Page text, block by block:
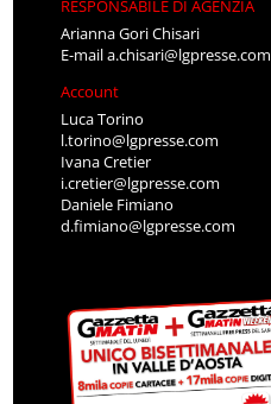
RESPONSABILE DI AGENZIA
Arianna Gori Chisari
E-maila.chisari@lgpresse.com
Account
Luca Torino
l.torino@lgpresse.com
Ivana Cretier
i.cretier@lgpresse.com
Daniele Fimiano
d.fimiano@lgpresse.com